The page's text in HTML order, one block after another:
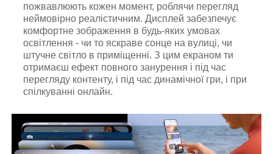
пожвавлюють кожен момент, роблячи перегляд
неймовірно реалістичним. Дисплей забезпечує
комфортне зображення в будь-яких умовах
освітлення - чи то яскраве сонце на вулиці, чи
штучне світло в приміщенні. З цим екраном ти
отримаєш ефект повного занурення і під час
перегляду контенту, і під час динамічної гри, і при
спілкуванні онлайн.